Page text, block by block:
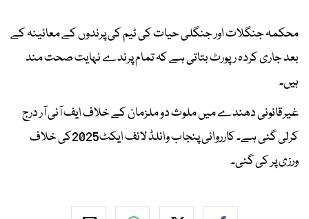
محکمہ جنگلات اور جنگلی حیات کی ٹیم کی پرندوں کے معائینہ کے
بعد جاری کردہ رپورٹ بتاتی ہے کہ تمام پرندے نہایت صحت مند
ہیں۔
غیرقانونی دھندے میں ملوث دو ملزمان کے خلاف ایف آئی آر درج
کرلی گئی ہے۔ کارروائی پنجاب وائلڈ لائف ایکٹ2025کی خلاف
ورزی پر کی گئی۔